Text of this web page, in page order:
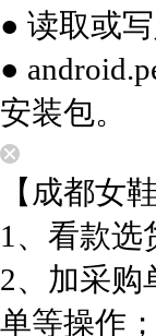
● 读取或
●
安装包。
【成都女
1、看款选
2、加采购
单等操作；